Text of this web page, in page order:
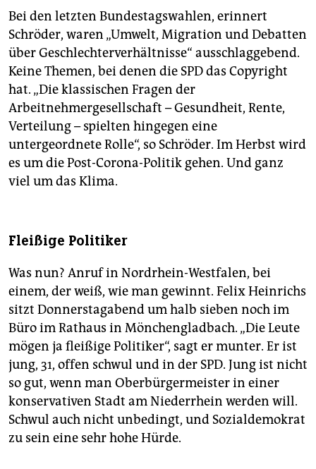
Bei den letzten Bundestagswahlen, erinnert
Schröder, waren „Umwelt, Migration und Debatten
über Geschlechterverhältnisse“ ausschlaggebend.
Keine Themen, bei denen die SPD das Copyright
hat. „Die klassischen Fragen der
Arbeitnehmergesellschaft – Gesundheit, Rente,
Verteilung – spielten hingegen eine
untergeordnete Rolle“, so Schröder. Im Herbst wird
es um die Post-Corona-Politik gehen. Und ganz
viel um das Klima.
Fleißige Politiker
Was nun? Anruf in Nordrhein-Westfalen, bei
einem, der weiß, wie man gewinnt. Felix Heinrichs
sitzt Donnerstagabend um halb sieben noch im
Büro im Rathaus in Mönchengladbach. „Die Leute
mögen ja fleißige Politiker“, sagt er munter. Er ist
jung, 31, offen schwul und in der SPD. Jung ist nicht
so gut, wenn man Oberbürgermeister in einer
konservativen Stadt am Niederrhein werden will.
Schwul auch nicht unbedingt, und Sozialdemokrat
zu sein eine sehr hohe Hürde.